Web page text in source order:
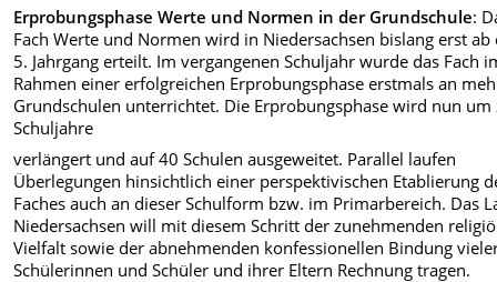
Erprobungsphase Werte und Normen in der Grundschule:
Fach Werte und Normen wird in Niedersachsen bislang erst ab
5. Jahrgang erteilt. Im vergangenen Schuljahr wurde das Fach
Rahmen einer erfolgreichen Erprobungsphase erstmals an
Grundschulen unterrichtet. Die Erprobungsphase wird nun um
Schuljahre
verlängert und auf 40 Schulen ausgeweitet. Parallel laufen
Überlegungen hinsichtlich einer perspektivischen Etablierung
Faches auch an dieser Schulform bzw. im Primarbereich. Das
Niedersachsen will mit diesem Schritt der zunehmenden
Vielfalt sowie der abnehmenden konfessionellen Bindung
Schülerinnen und Schüler und ihrer Eltern Rechnung tragen.